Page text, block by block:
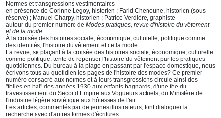
Normes et transgressions vestimentaires
en présence de Corinne Legoy, historien ; Farid Chenoune, historien (sous
réserve) ; Manuel Charpy, historien ; Patrice Verdière, graphiste
autour du premier numéro de Modes pratiques, revue d'histoire du vêtement
et de la mode
À la croisée des histoires sociale, économique, culturelle, politique comme
des identités, l'histoire du vêtement et de la mode.
La revue, se plaçant à la croisée des histoires sociale, économique, culturelle
comme politique, tente de repenser l'histoire du vêtement par les pratiques
quotidiennes. Du bureau à la plage en passant par l'espace domestique, nous
écrivons tous au quotidien les pages de l'histoire des modes? Ce premier
numéro consacré aux normes et à leurs transgressions circule ainsi des
"folles en bal" des années 1930 aux enfants bagnards, d'une fée du
travestissement du Second Empire aux Vogueurs actuels, du Ministère de
l'industrie légère soviétique aux hôtesses de l'air…
Les articles, commentés par de jeunes illustrateurs, font dialoguer la
recherche avec d'autres formes d'écritures.